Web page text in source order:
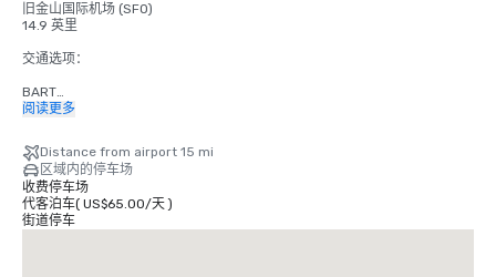
旧金山国际机场 (SFO)
14.9 英里
交通选项：
BART
成人
有轨电车
时间：周一至周五-凌晨 4 点至午夜，周六-早上 6 点至午夜，周日-上午 8 点
至午夜。
免费
阅读更多
Distance from airport 15 mi
区域内的停车场
收费停车场
代客泊车( US$65.00/天)
街道停车